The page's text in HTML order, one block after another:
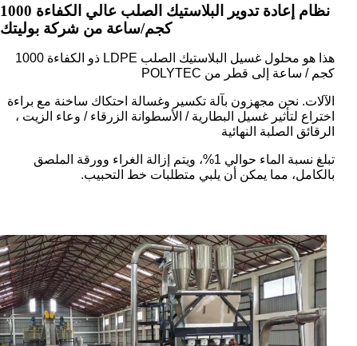
نظام إعادة تدوير البلاستيك الصلب عالي الكفاءة 1000
كجم/ساعة من شركة بوليتك
هذا هو محلول غسيل البلاستيك الصلب LDPE ذو الكفاءة 1000
كجم / ساعة إلى قطر من POLYTEC
الآلات. نحن مجهزون بآلة تكسير وغسالة احتكاك ساخنة مع براءة
اختراع لتأثير غسيل البطارية / الأسطوانة الزرقاء / وعاء الزيت ،
الرقائق الصلبة النهائية
تبلغ نسبة الماء حوالي 1%، ويتم إزالة الغراء وورقة الملصق
بالكامل، مما يمكن أن يلبي متطلبات خط التحبيب.